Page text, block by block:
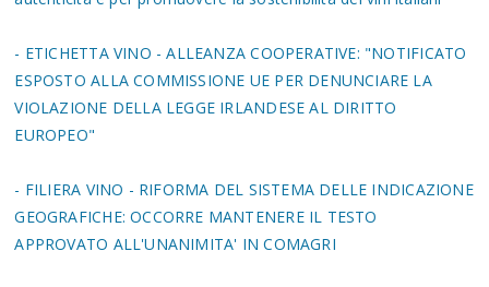
- ETICHETTA VINO - ALLEANZA COOPERATIVE: "NOTIFICATO
ESPOSTO ALLA COMMISSIONE UE PER DENUNCIARE LA
VIOLAZIONE DELLA LEGGE IRLANDESE AL DIRITTO
EUROPEO"
- FILIERA VINO - RIFORMA DEL SISTEMA DELLE INDICAZIONE
GEOGRAFICHE: OCCORRE MANTENERE IL TESTO
APPROVATO ALL'UNANIMITA' IN COMAGRI